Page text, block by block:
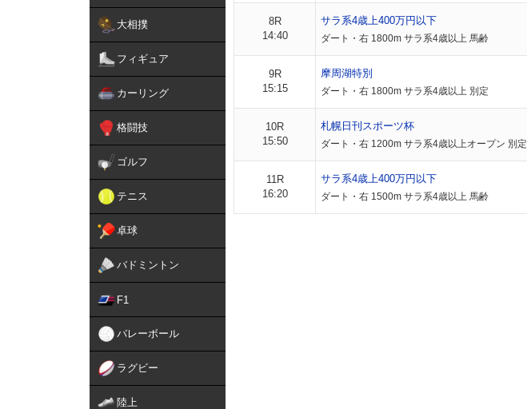
大相撲
フィギュア
カーリング
格闘技
ゴルフ
テニス
卓球
バドミントン
F1
バレーボール
ラグビー
陸上
8R
14:40
サラ系4歳上400万円以下
ダート・右 1800m サラ系4歳以上 馬齢
9R
15:15
摩周湖特別
ダート・右 1800m サラ系4歳以上 別定
10R
15:50
札幌日刊スポーツ杯
ダート・右 1200m サラ系4歳以上オープン 別定
11R
16:20
サラ系4歳上400万円以下
ダート・右 1500m サラ系4歳以上 馬齢